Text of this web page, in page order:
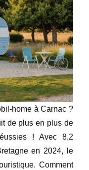
home à Carnac ?
de plus en plus de
! Avec 8,2
en 2024, le
Comment